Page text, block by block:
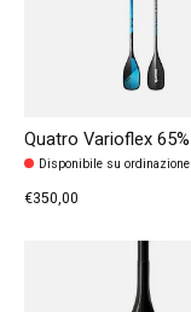
Quatro Varioflex 65%
Disponibile su ordinazione
€350,00